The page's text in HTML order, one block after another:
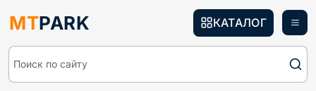
MTPARK
Поиск по сайту
КАТАЛОГ